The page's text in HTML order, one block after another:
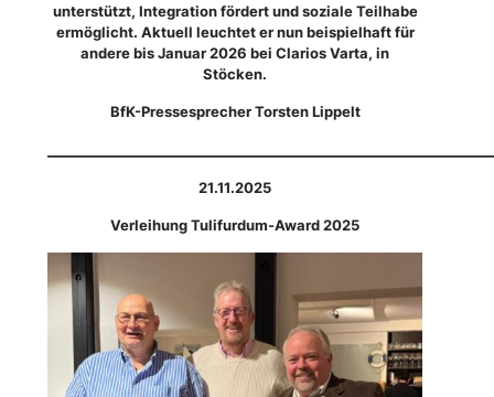
unterstützt, Integration fördert und soziale Teilhabe
ermöglicht. Aktuell leuchtet er nun beispielhaft für
andere bis Januar 2026 bei Clarios Varta, in
Stöcken.
BfK-Pressesprecher Torsten Lippelt
21.11.2025
Verleihung Tulifurdum-Award 2025